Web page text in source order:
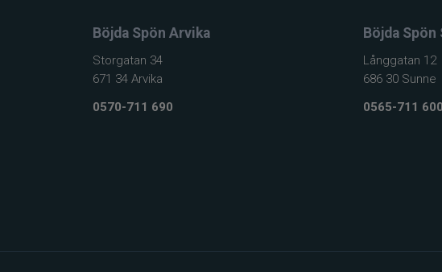
Böjda Spön Arvika
Storgatan 34
671 34 Arvika
0570-711 690
Böjda Spön
Långgatan 12
686 30 Sunne
0565-711 600